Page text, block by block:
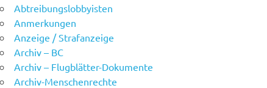
Abtreibungslobbyisten
Anmerkungen
Anzeige / Strafanzeige
Archiv – BC
Archiv – Flugblätter-Dokumente
Archiv-Menschenrechte